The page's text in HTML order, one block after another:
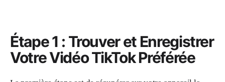
Étape 1 : Trouver et Enregistrer
Votre Vidéo TikTok Préférée